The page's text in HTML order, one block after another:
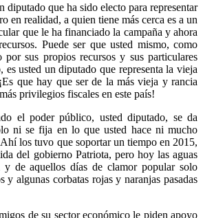
diputado que ha sido electo para representar
en realidad, a quien tiene más cerca es a un
que le ha financiado la campaña y ahora
Puede ser que usted mismo, como
por sus propios recursos y sus particulares
es usted un diputado que representa la vieja
que hay que ser de la más vieja y rancia
privilegios fiscales en este país!
el poder público, usted diputado, se da
ni se fija en lo que usted hace ni mucho
los tuvo que soportar un tiempo en 2015,
del gobierno Patriota, pero hoy las aguas
de aquellos días de clamor popular solo
y algunas corbatas rojas y naranjas pasadas
de su sector económico le piden apoyo